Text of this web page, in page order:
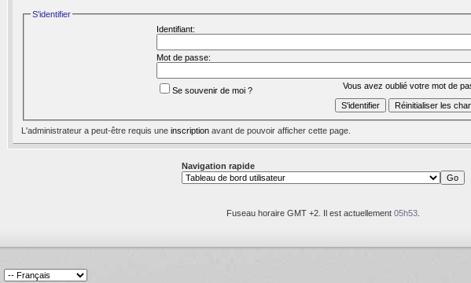
S'identifier
Identifiant:
Mot de passe:
Vous avez oublié votre mot de
Se souvenir de moi ?
L'administrateur a peut-être requis une inscriptionavant de pouvoir afficher cette page.
Navigation rapide
Fuseau horaire GMT +2. Il est actuellement 05h53